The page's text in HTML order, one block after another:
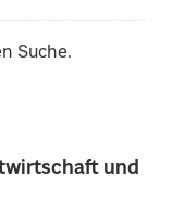
und
Suche.